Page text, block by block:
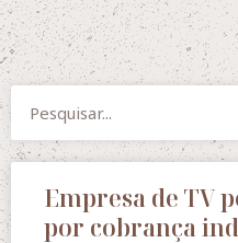
Empresa de TV
por cobrança